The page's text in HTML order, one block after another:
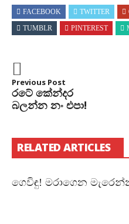
FACEBOOK TWITTER
TUMBLR
PINTEREST
Previous Post
රටේ කේන්දර
බලන්න නං එපා!
RELATED ARTICLES
ගෙවිඳු! මරාගෙන